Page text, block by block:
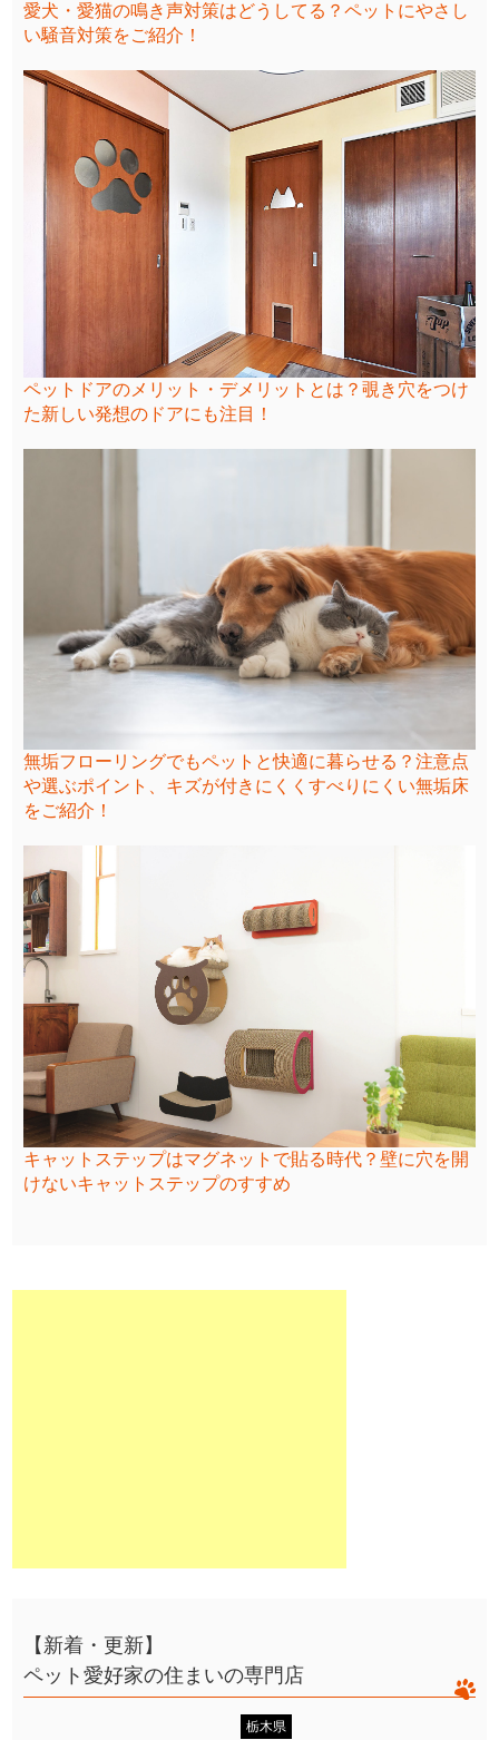
愛犬・愛猫の鳴き声対策はどうしてる？ペットにやさし
い騒音対策をご紹介！
ペットドアのメリット・デメリットとは？覗き穴をつけ
た新しい発想のドアにも注目！
無垢フローリングでもペットと快適に暮らせる？注意点
や選ぶポイント、キズが付きにくくすべりにくい無垢床
をご紹介！
キャットステップはマグネットで貼る時代？壁に穴を開
けないキャットステップのすすめ
【新着・更新】
ペット愛好家の住まいの専門店
栃木県